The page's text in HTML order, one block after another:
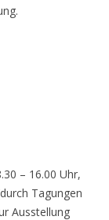
– 16.00 Uhr,
Tagungen
Ausstellung